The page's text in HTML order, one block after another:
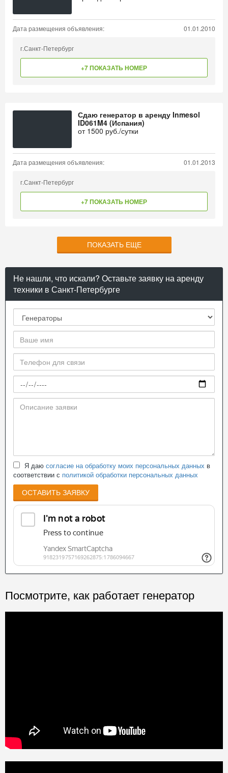
Дата размещения объявления: 01.01.2010
г.Санкт-Петербург
+7 ПОКАЗАТЬ НОМЕР
Сдаю генератор в аренду Inmesol
ID061M4 (Испания)
от 1500 руб./сутки
Дата размещения объявления: 01.01.2013
г.Санкт-Петербург
+7 ПОКАЗАТЬ НОМЕР
ПОКАЗАТЬ ЕЩЕ
Не нашли, что искали? Оставьте заявку на аренду
техники в Санкт-Петербурге
Я даю согласие на обработку моих персональных данных в
соответствии с политикой обработки персональных данных
ОСТАВИТЬ ЗАЯВКУ
Посмотрите, как работает генератор